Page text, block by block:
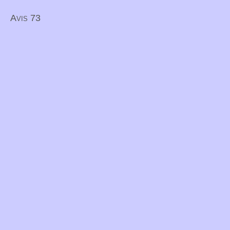
Avis 73